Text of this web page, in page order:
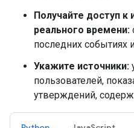
Получайте доступ
реального времени:
последних событиях
Укажите источники:
пользователей,
утверждений,